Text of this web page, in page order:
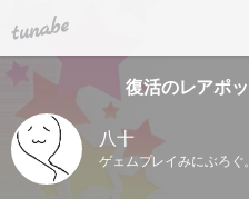
tuna.be
復活のレアポ
八十
ゲェムプレイみにぶろぐ